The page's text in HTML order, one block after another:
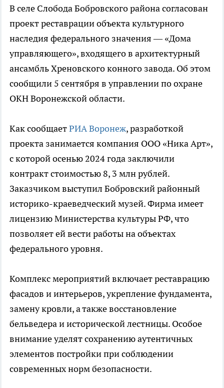
В селе Слобода Бобровского района согласован
проект реставрации объекта культурного
наследия федерального значения — «Дома
управляющего», входящего в архитектурный
ансамбль Хреновского конного завода. Об этом
сообщили 5 сентября в управлении по охране
ОКН Воронежской области.
Как сообщаетРИА Воронеж, разработкой
проекта занимается компания ООО «Ника Арт»,
с которой осенью 2024 года заключили
контракт стоимостью 8, 3 млн рублей.
Заказчиком выступил Бобровский районный
историко-краеведческий музей. Фирма имеет
лицензию Министерства культуры РФ, что
позволяет ей вести работы на объектах
федерального уровня.
Комплекс мероприятий включает реставрацию
фасадов и интерьеров, укрепление фундамента,
замену кровли, а также восстановление
бельведера и исторической лестницы. Особое
внимание уделят сохранению аутентичных
элементов постройки при соблюдении
современных норм безопасности.